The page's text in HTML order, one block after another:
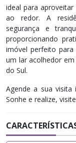
ideal para
ao redor. A
segurança e
proporcionando
imóvel perfeito
um lar acolhedor
do Sul.
Agende a sua visita
Sonhe e realize,